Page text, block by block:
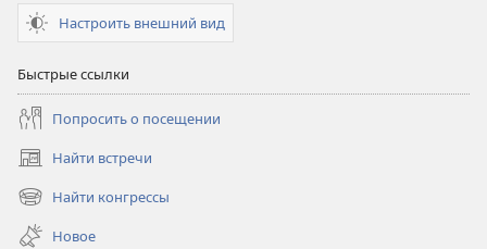
Настроить внешний вид
Быстрые ссылки
Попросить о посещении
Найти встречи
(открывается
в
новом
окне)
Найти конгрессы
(открывается
Новое